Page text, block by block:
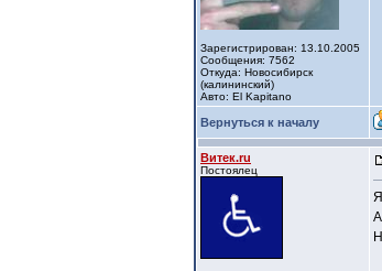
Зарегистрирован: 13.10.2005
Сообщения: 7562
Откуда: Новосибирск
(калининский)
Авто: El Kapitano
Вернуться к началу
Витек.ru
Постоялец